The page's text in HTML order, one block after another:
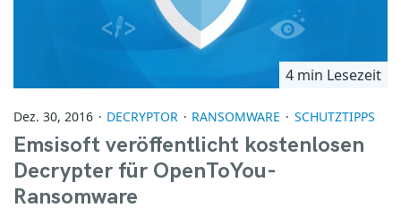
4 min Lesezeit
Dez. 30, 2016 DECRYPTOR RANSOMWARE SCHUTZTIPPS
Emsisoft veröffentlicht kostenlosen
Decrypter für OpenToYou-
Ransomware